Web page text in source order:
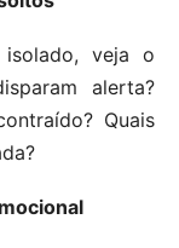
veja o
alerta?
Quais